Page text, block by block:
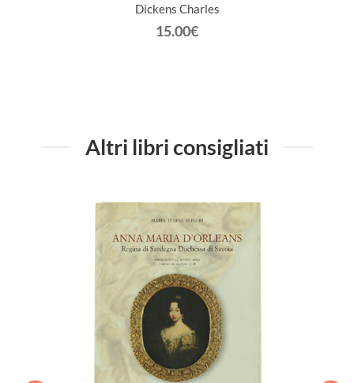
Dickens Charles
15.00€
Altri libri consigliati